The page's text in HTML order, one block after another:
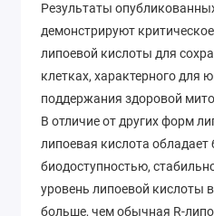
Результаты
демонстрируют
липоевой кислоты для
клетках, характерного для
поддержания здоровой
В отличие от других форм
липоевая кислота обладает
биодоступностью,
уровень липоевой кислоты
больше, чем обычная R-